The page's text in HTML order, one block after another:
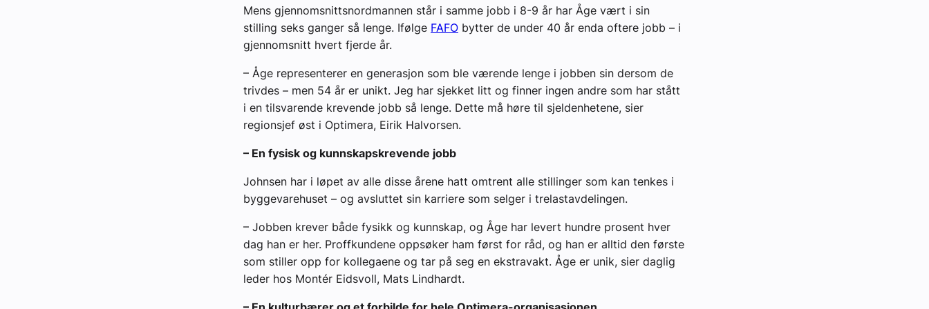
Mens gjennomsnittsnordmannen står i samme jobb i 8-9 år har Åge vært i sin
stilling seks ganger så lenge. Ifølge FAFO bytter de under 40 år enda oftere jobb – i
gjennomsnitt hvert fjerde år.
– Åge representerer en generasjon som ble værende lenge i jobben sin dersom de
trivdes – men 54 år er unikt. Jeg har sjekket litt og finner ingen andre som har stått
i en tilsvarende krevende jobb så lenge. Dette må høre til sjeldenhetene, sier
regionsjef øst i Optimera, Eirik Halvorsen.
– En fysisk og kunnskapskrevende jobb
Johnsen har i løpet av alle disse årene hatt omtrent alle stillinger som kan tenkes i
byggevarehuset – og avsluttet sin karriere som selger i trelastavdelingen.
– Jobben krever både fysikk og kunnskap, og Åge har levert hundre prosent hver
dag han er her. Proffkundene oppsøker ham først for råd, og han er alltid den første
som stiller opp for kollegaene og tar på seg en ekstravakt. Åge er unik, sier daglig
leder hos Montér Eidsvoll, Mats Lindhardt.